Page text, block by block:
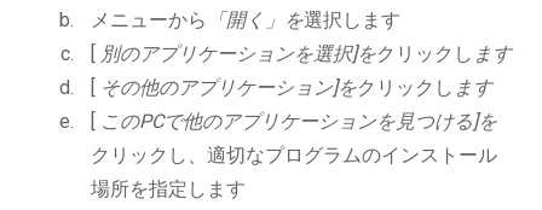
メニューから
「開く」を選択します
[ 別のアプリケーションを選択]をクリックし ます
[ その他のアプリケーション]をクリックし ます
[ このPCで他のアプリケーションを見つける]を
クリックし、適切なプログラムのインストール
場所を指定します